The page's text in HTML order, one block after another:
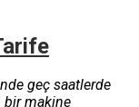
geç saatlerde
bir makine